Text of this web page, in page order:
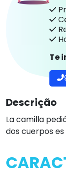
Te
Descrição
La camilla
dos cuerpos